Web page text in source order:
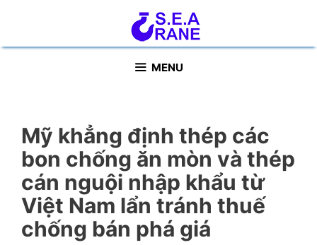
content
MENU
Mỹ khẳng định thép các
bon chống ăn mòn và thép
cán nguội nhập khẩu từ
Việt Nam lẩn tránh thuế
chống bán phá giá